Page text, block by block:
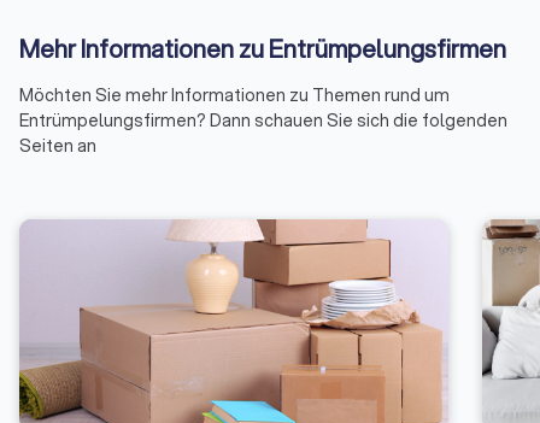
Mehr Informationen zu Entrümpelungsfirmen
Möchten Sie mehr Informationen zu Themen rund um
Entrümpelungsfirmen? Dann schauen Sie sich die folgenden
Seiten an